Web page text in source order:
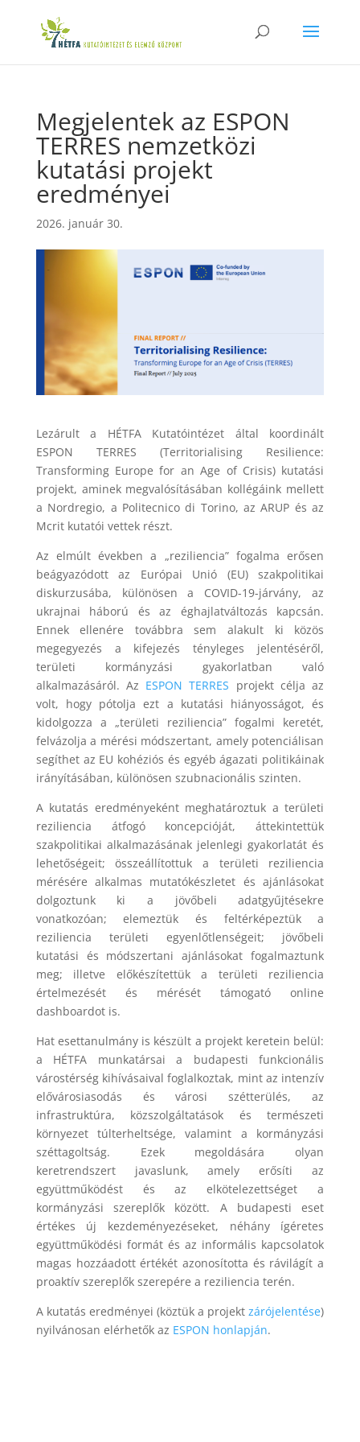
Megjelentek az ESPON
TERRES nemzetközi
kutatási projekt
eredményei
2026. január 30.
Lezárult a HÉTFA Kutatóintézet által koordinált
ESPON TERRES (Territorialising Resilience:
Transforming Europe for an Age of Crisis) kutatási
projekt, aminek megvalósításában kollégáink mellett
a Nordregio, a Politecnico di Torino, az ARUP és az
Mcrit kutatói vettek részt.
Az elmúlt években a „reziliencia” fogalma erősen
beágyazódott az Európai Unió (EU) szakpolitikai
diskurzusába, különösen a COVID-19-járvány, az
ukrajnai háború és az éghajlatváltozás kapcsán.
Ennek ellenére továbbra sem alakult ki közös
megegyezés a kifejezés tényleges jelentéséről,
területi kormányzási gyakorlatban való
alkalmazásáról. Az ESPON TERRES projekt célja az
volt, hogy pótolja ezt a kutatási hiányosságot, és
kidolgozza a „területi reziliencia” fogalmi keretét,
felvázolja a mérési módszertant, amely potenciálisan
segíthet az EU kohéziós és egyéb ágazati politikáinak
irányításában, különösen szubnacionális szinten.
A kutatás eredményeként meghatároztuk a területi
reziliencia átfogó koncepcióját, áttekintettük
szakpolitikai alkalmazásának jelenlegi gyakorlatát és
lehetőségeit; összeállítottuk a területi reziliencia
mérésére alkalmas mutatókészletet és ajánlásokat
dolgoztunk ki a jövőbeli adatgyűjtésekre
vonatkozóan; elemeztük és feltérképeztük a
reziliencia területi egyenlőtlenségeit; jövőbeli
kutatási és módszertani ajánlásokat fogalmaztunk
meg; illetve előkészítettük a területi reziliencia
értelmezését és mérését támogató online
dashboardot is.
Hat esettanulmány is készült a projekt keretein belül:
a HÉTFA munkatársai a budapesti funkcionális
várostérség kihívásaival foglalkoztak, mint az intenzív
elővárosiasodás és városi szétterülés, az
infrastruktúra, közszolgáltatások és természeti
környezet túlterheltsége, valamint a kormányzási
széttagoltság. Ezek megoldására olyan
keretrendszert javaslunk, amely erősíti az
együttműködést és az elkötelezettséget a
kormányzási szereplők között. A budapesti eset
értékes új kezdeményezéseket, néhány ígéretes
együttműködési formát és az informális kapcsolatok
magas hozzáadott értékét azonosította és rávilágít a
proaktív szereplők szerepére a reziliencia terén.
A kutatás eredményei (köztük a projektzárójelentése)
nyilvánosan elérhetők az ESPON honlapján.